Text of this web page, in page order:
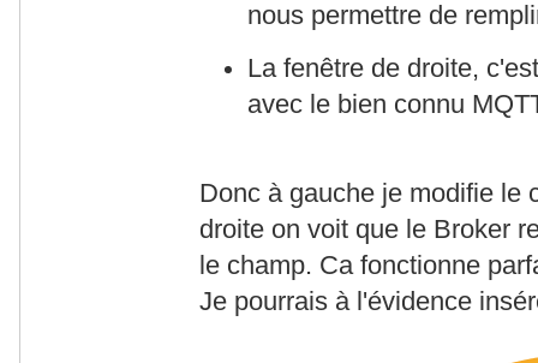
nous permettre de
La fenêtre de droite,
avec le bien connu
Donc à gauche je modifie le
droite on voit que le Broker
le champ. Ca fonctionne
Je pourrais à l'évidence